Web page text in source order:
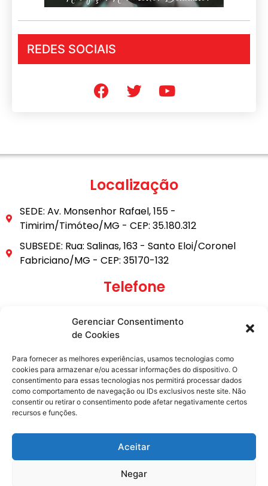
Gerenciar Consentimento
de Cookies
Para fornecer as melhores experiências, usamos tecnologias como
cookies para armazenar e/ou acessar informações do dispositivo. O
consentimento para essas tecnologias nos permitirá processar dados
como comportamento de navegação ou IDs exclusivos neste site. Não
consentir ou retirar o consentimento pode afetar negativamente certos
recursos e funções.
Aceitar
Negar
REDES SOCIAIS
Localização
SEDE: Av. Monsenhor Rafael, 155 -
Timirim/Timóteo/MG - CEP: 35.180.312
SUBSEDE: Rua: Salinas, 163 - Santo Eloi/Coronel
Fabriciano/MG - CEP: 35170-132
Telefone
(31) 99795-6921
E-mail
secretaria@metasita.org.br
Redes Sociais